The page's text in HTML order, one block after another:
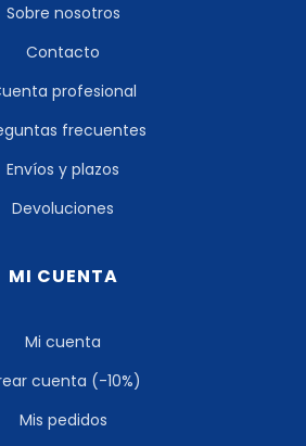
Sobre nosotros
Contacto
profesional
frecuentes
Envíos y plazos
Devoluciones
MI CUENTA
Mi cuenta
cuenta (-10%)
Mis pedidos